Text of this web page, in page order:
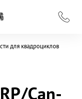
для квадроциклов
Can-